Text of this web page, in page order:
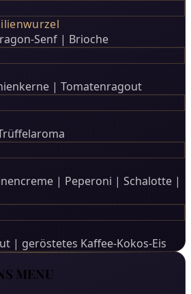
Senf | Brioche
| Tomatenragout
| Peperoni | Schalotte |
| geröstetes Kaffee-Kokos-Eis
MENU